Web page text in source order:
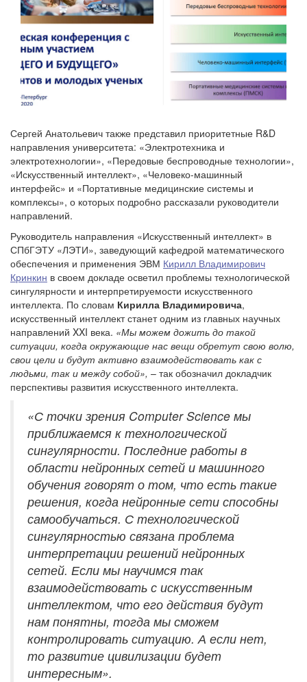
Сергей Анатольевич также представил приоритетные R&D
направления университета: «Электротехника и
электротехнологии», «Передовые беспроводные технологии»,
«Искусственный интеллект», «Человеко-машинный
интерфейс» и «Портативные медицинские системы и
комплексы», о которых подробно рассказали руководители
направлений.
Руководитель направления «Искусственный интеллект» в
СПбГЭТУ «ЛЭТИ», заведующий кафедрой математического
обеспечения и применения ЭВМ Кирилл Владимирович
Кринкин в своем докладе осветил проблемы технологической
сингулярности и интерпретируемости искусственного
интеллекта. По словам Кирилла Владимировича,
искусственный интеллект станет одним из главных научных
направлений XXI века. «Мы можем дожить до такой
ситуации, когда окружающие нас вещи обретут свою волю,
свои цели и будут активно взаимодействовать как с
людьми, так и между собой», – так обозначил докладчик
перспективы развития искусственного интеллекта.
«С точки зрения Computer Science мы
приближаемся к технологической
сингулярности. Последние работы в
области нейронных сетей и машинного
обучения говорят о том, что есть такие
решения, когда нейронные сети способны
самообучаться. С технологической
сингулярностью связана проблема
интерпретации решений нейронных
сетей. Если мы научимся так
взаимодействовать с искусственным
интеллектом, что его действия будут
нам понятны, тогда мы сможем
контролировать ситуацию. А если нет,
то развитие цивилизации будет
интересным».